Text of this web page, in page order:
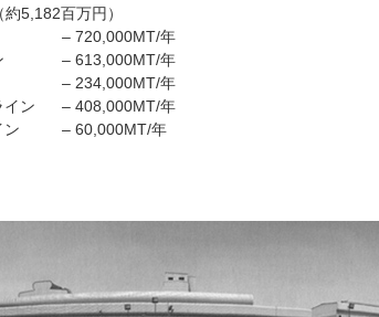
5,182百万円）
– 720,000MT/年
– 613,000MT/年
– 234,000MT/年
イン
– 408,000MT/年
ン
– 60,000MT/年